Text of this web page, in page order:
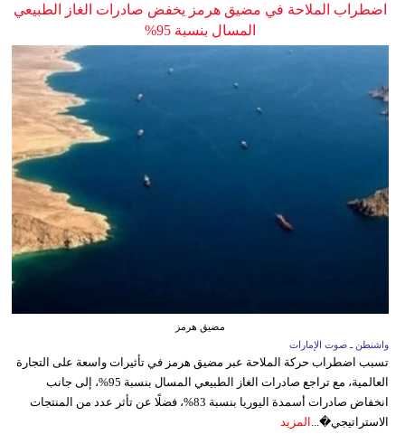
اضطراب الملاحة في مضيق هرمز يخفض صادرات الغاز الطبيعي
المسال بنسبة 95%
مضيق هرمز
واشنطن ـ صوت الإمارات
تسبب اضطراب حركة الملاحة عبر مضيق هرمز في تأثيرات واسعة على التجارة
العالمية، مع تراجع صادرات الغاز الطبيعي المسال بنسبة 95%، إلى جانب
انخفاض صادرات أسمدة اليوريا بنسبة 83%، فضلًا عن تأثر عدد من المنتجات
الاستراتيجي�... المزيد